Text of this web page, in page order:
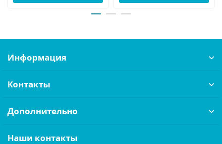
Информация
Контакты
Дополнительно
Наши контакты